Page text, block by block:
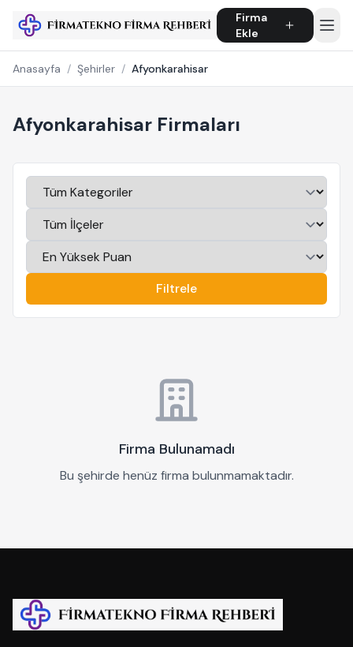
Firma
Ekle
Anasayfa / Şehirler / Afyonkarahisar
Afyonkarahisar Firmaları
Filtrele
Firma Bulunamadı
Bu şehirde henüz firma bulunmamaktadır.